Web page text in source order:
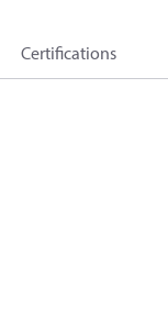
Certifications